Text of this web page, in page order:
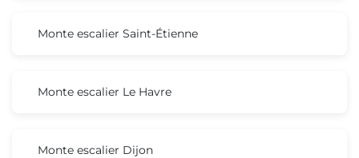
Monte escalier Saint-Étienne
Monte escalier Le Havre
Monte escalier Dijon